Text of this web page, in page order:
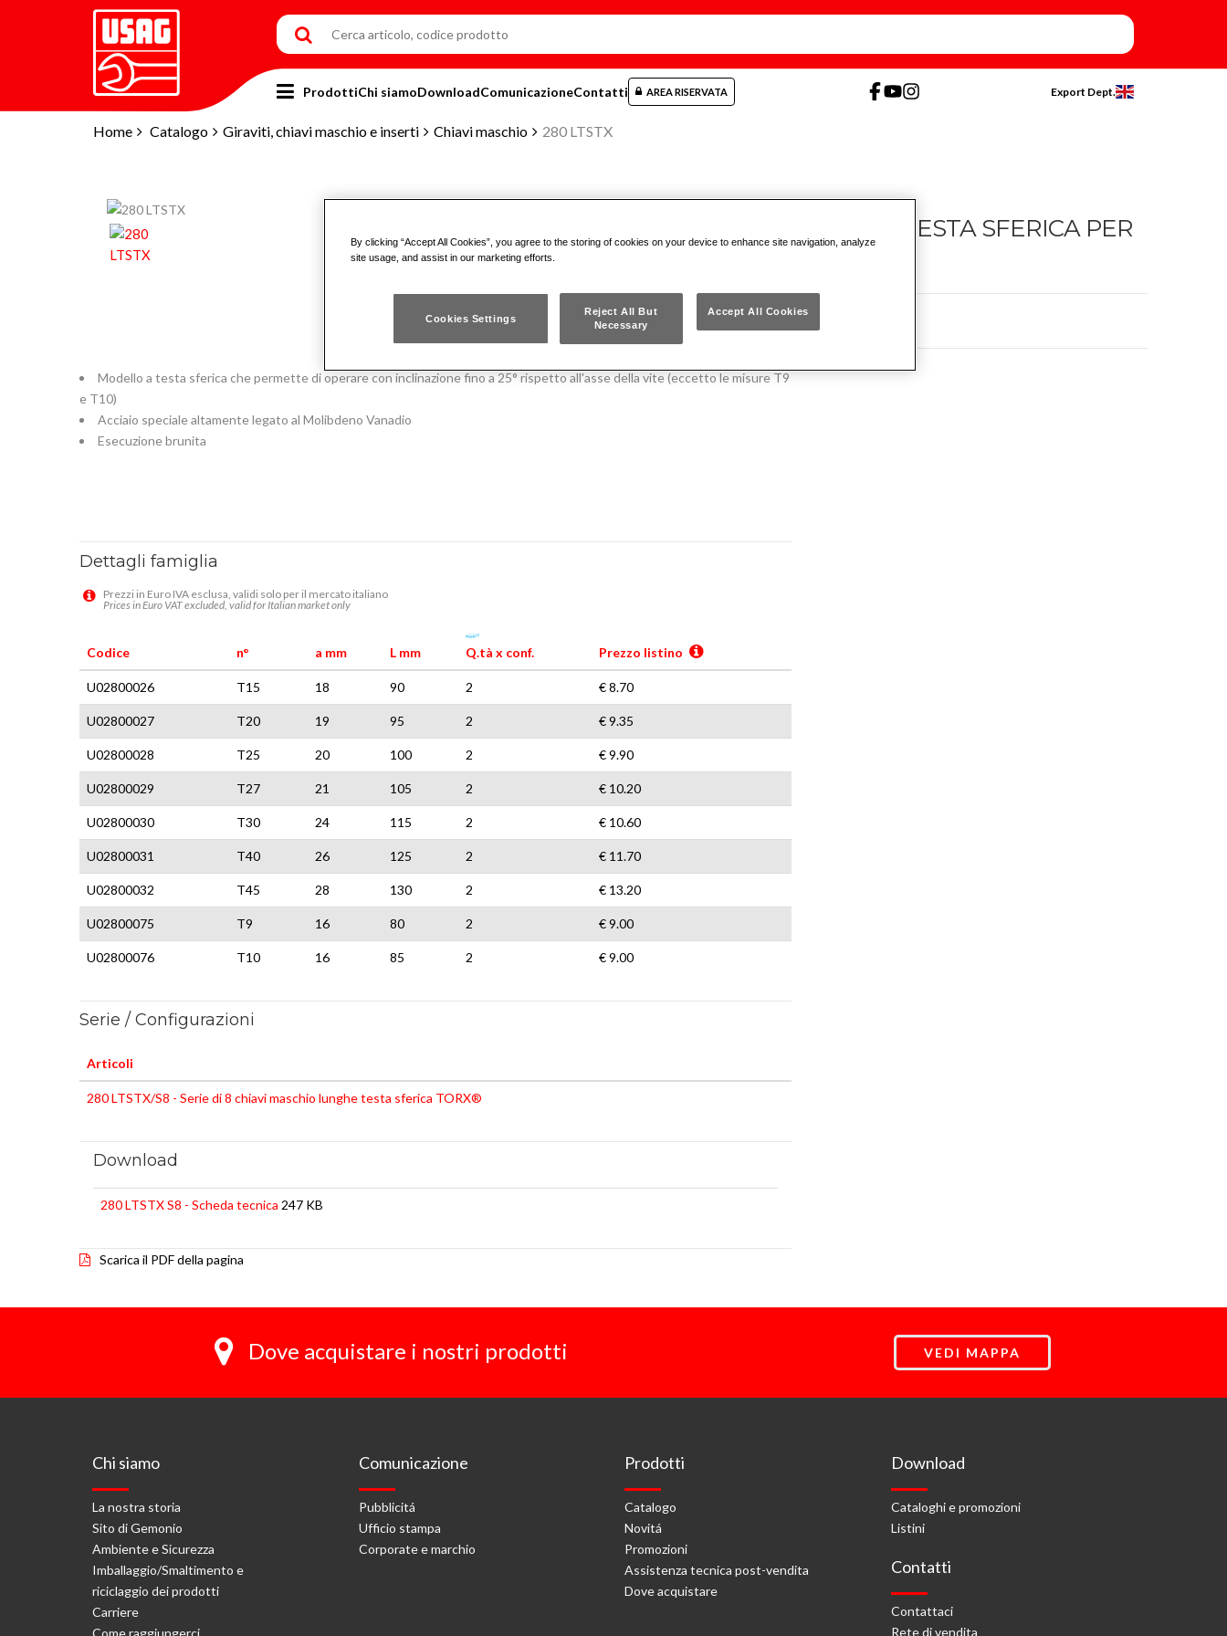
Home Catalogo Giraviti, chiavi maschio e inserti Chiavi maschio 280 LTSTX
ProdottiChi siamoDownloadComunicazioneContatti AREA RISERVATA Export Dept.
CHIAVI MASCHIO LUNGHE PIEGATE CON TESTA SFERICA PER
VITI CON IMPRONTA TORX®
280 LTSTX
Modello a testa sferica che permette di operare con inclinazione fino a 25° rispetto all'asse della vite (eccetto le misure T9
e T10)
Acciaio speciale altamente legato al Molibdeno Vanadio
Esecuzione brunita
Dettagli famiglia
Prezzi in Euro IVA esclusa, validi solo per il mercato italiano
Prices in Euro VAT excluded, valid for Italian market only
Codice n° a mm L mm Q.tà x conf. Prezzo listino
U02800026 T15 18 90 2 € 8.70
U02800027 T20 19 95 2 € 9.35
U02800028 T25 20 100 2 € 9.90
U02800029 T27 21 105 2 € 10.20
U02800030 T30 24 115 2 € 10.60
U02800031 T40 26 125 2 € 11.70
U02800032 T45 28 130 2 € 13.20
U02800075 T9 16 80 2 € 9.00
U02800076 T10 16 85 2 € 9.00
Serie / Configurazioni
Articoli
280 LTSTX/S8 - Serie di 8 chiavi maschio lunghe testa sferica TORX®
Download
280 LTSTX S8 - Scheda tecnica 247 KB
Scarica il PDF della pagina
Dove acquistare i nostri prodotti VEDI MAPPA
Chi siamo
La nostra storia
Sito di Gemonio
Ambiente e Sicurezza
Imballaggio/Smaltimento e
riciclaggio dei prodotti
Carriere
Come raggiungerci
Comunicazione
Pubblicitá
Ufficio stampa
Corporate e marchio
Prodotti
Catalogo
Novitá
Promozioni
Assistenza tecnica post-vendita
Dove acquistare
Download
Cataloghi e promozioni
Listini
Contatti
Contattaci
Rete di vendita
By clicking “Accept All Cookies”, you agree to the storing of cookies on your device to enhance site navigation, analyze
site usage, and assist in our marketing efforts.
Cookies Settings
Reject All But
Necessary
Accept All Cookies